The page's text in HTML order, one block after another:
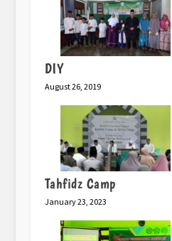
DIY
August 26, 2019
Tahfidz Camp
January 23, 2023